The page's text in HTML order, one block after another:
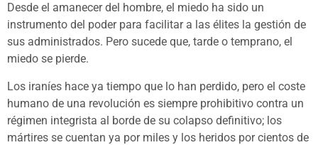
Desde el amanecer del hombre, el miedo ha sido un
instrumento del poder para facilitar a las élites la gestión de
sus administrados. Pero sucede que, tarde o temprano, el
miedo se pierde.
Los iraníes hace ya tiempo que lo han perdido, pero el coste
humano de una revolución es siempre prohibitivo contra un
régimen integrista al borde de su colapso definitivo; los
mártires se cuentan ya por miles y los heridos por cientos de